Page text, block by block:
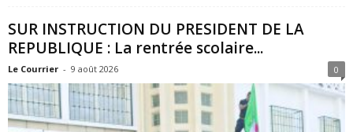
SUR INSTRUCTION DU PRESIDENT DE LA
REPUBLIQUE : La rentrée scolaire...
Le Courrier - 9 août 2026 0